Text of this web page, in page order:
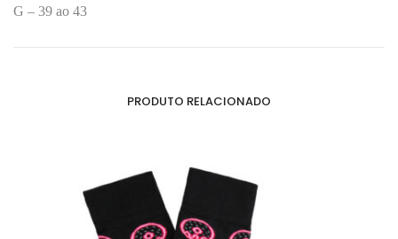
G – 39 ao 43
PRODUTO RELACIONADO